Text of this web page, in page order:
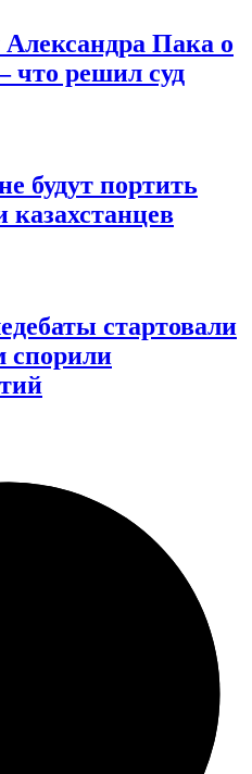
Пака о
что решил суд
будут портить
стартовали
спорили